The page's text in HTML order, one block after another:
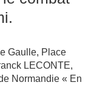
Gaulle, Place
LECONTE,
Normandie « En